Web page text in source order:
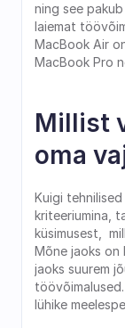
ning see
laiemat
MacBook Air
MacBook Pro
Millist
oma
Kuigi
kriteeriumina,
küsimusest,
Mõne jaoks on
jaoks suurem
lühike